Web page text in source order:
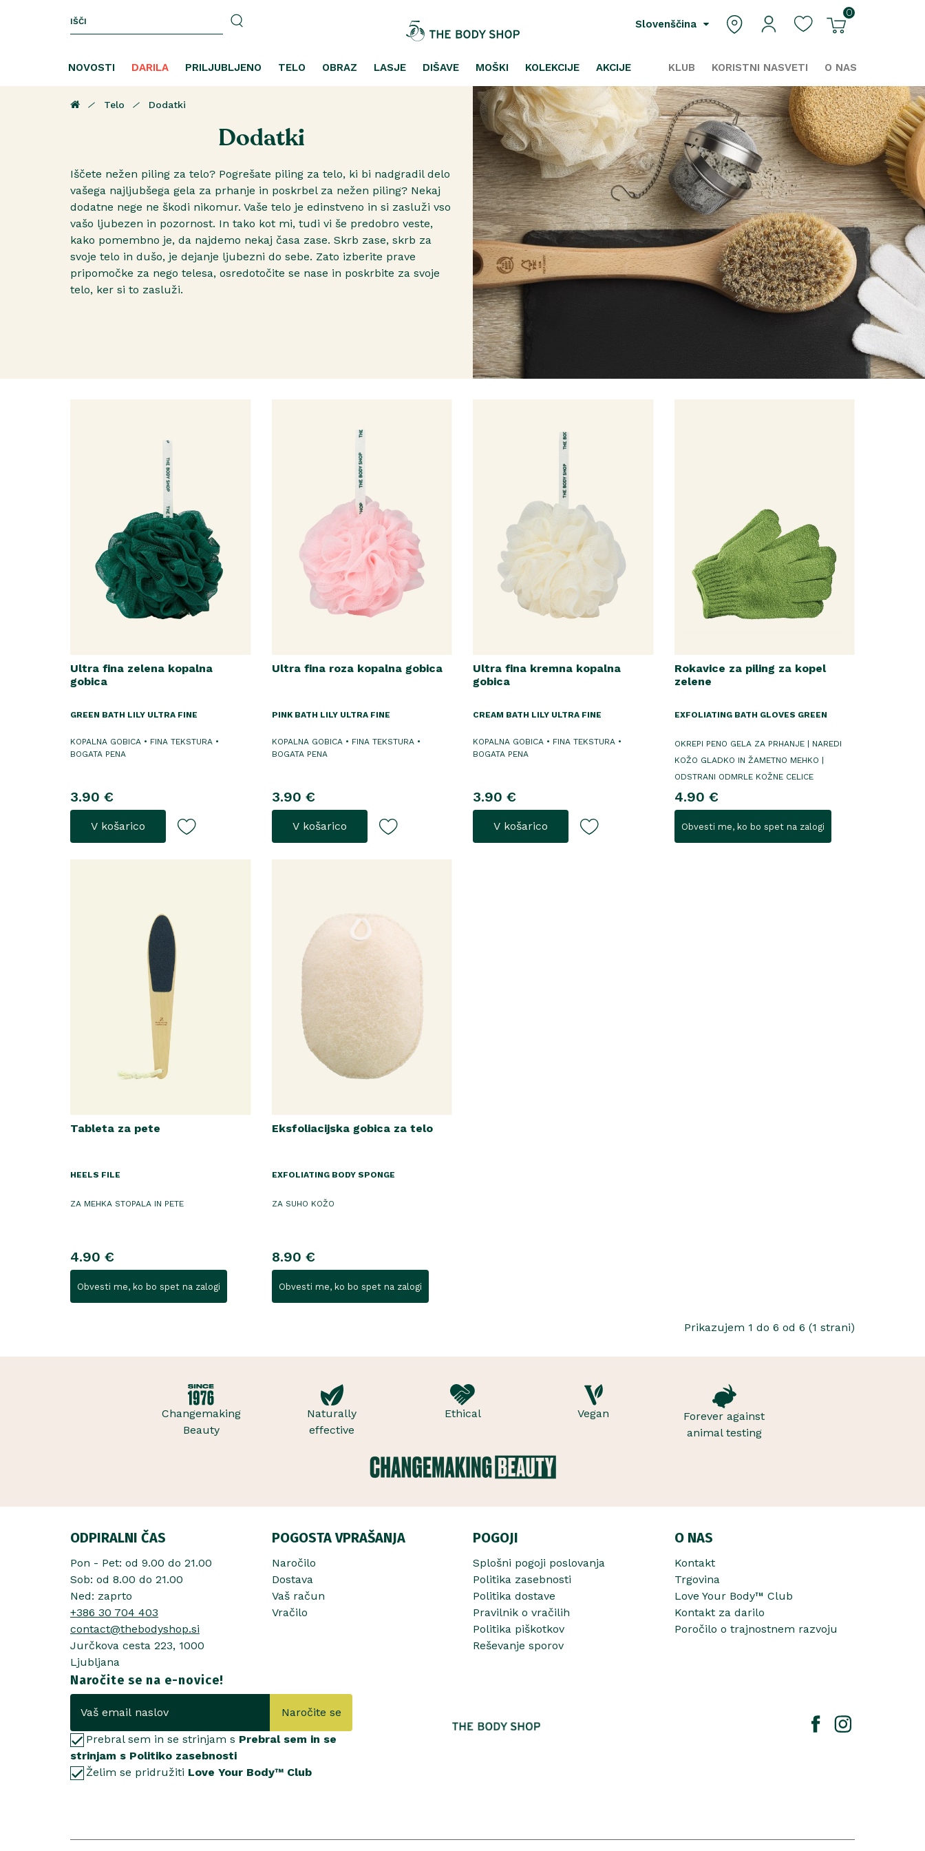
Slovenščina
0
NOVOSTI DARILA PRILJUBLJENO TELO OBRAZ LASJE DIŠAVE MOŠKI KOLEKCIJE AKCIJE O NAS
KORISTNI NASVETI
KLUB
Telo Dodatki
Dodatki
Iščete nežen piling za telo? Pogrešate piling za telo, ki bi nadgradil delo
vašega najljubšega gela za prhanje in poskrbel za nežen piling? Nekaj
dodatne nege ne škodi nikomur. Vaše telo je edinstveno in si zasluži vso
vašo ljubezen in pozornost. In tako kot mi, tudi vi še predobro veste,
kako pomembno je, da najdemo nekaj časa zase. Skrb zase, skrb za
svoje telo in dušo, je dejanje ljubezni do sebe. Zato izberite prave
pripomočke za nego telesa, osredotočite se nase in poskrbite za svoje
telo, ker si to zasluži.
Ultra fina zelena kopalna
gobica
GREEN BATH LILY ULTRA FINE
KOPALNA GOBICA • FINA TEKSTURA •
BOGATA PENA
3.90 €
V košarico
Ultra fina roza kopalna gobica
PINK BATH LILY ULTRA FINE
KOPALNA GOBICA • FINA TEKSTURA •
BOGATA PENA
3.90 €
V košarico
Ultra fina kremna kopalna
gobica
CREAM BATH LILY ULTRA FINE
KOPALNA GOBICA • FINA TEKSTURA •
BOGATA PENA
3.90 €
V košarico
Rokavice za piling za kopel
zelene
EXFOLIATING BATH GLOVES GREEN
OKREPI PENO GELA ZA PRHANJE | NAREDI
KOŽO GLADKO IN ŽAMETNO MEHKO |
ODSTRANI ODMRLE KOŽNE CELICE
4.90 €
Obvesti me, ko bo spet na zalogi
Tableta za pete
HEELS FILE
ZA MEHKA STOPALA IN PETE
4.90 €
Obvesti me, ko bo spet na zalogi
Eksfoliacijska gobica za telo
EXFOLIATING BODY SPONGE
ZA SUHO KOŽO
8.90 €
Obvesti me, ko bo spet na zalogi
Prikazujem 1 do 6 od 6 (1 strani)
Changemaking
Beauty
Naturally
effective
Ethical Vegan
Forever against
animal testing
ODPIRALNI ČAS
Pon - Pet: od 9.00 do 21.00
Sob: od 8.00 do 21.00
Ned: zaprto
+386 30 704 403
contact@thebodyshop.si
Jurčkova cesta 223, 1000
Ljubljana
POGOSTA VPRAŠANJA
Naročilo
Dostava
Vaš račun
Vračilo
POGOJI
Splošni pogoji poslovanja
Politika zasebnosti
Politika dostave
Pravilnik o vračilih
Politika piškotkov
Reševanje sporov
O NAS
Kontakt
Trgovina
Love Your Body™ Club
Kontakt za darilo
Poročilo o trajnostnem razvoju
Naročite se na e-novice!
Naročite se
Prebral sem in se strinjam s Prebral sem in se
strinjam s Politiko zasebnosti
Želim se pridružiti Love Your Body™ Club